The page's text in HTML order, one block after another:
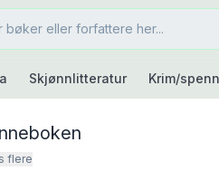
Skjønnlitteratur Krim/
flere